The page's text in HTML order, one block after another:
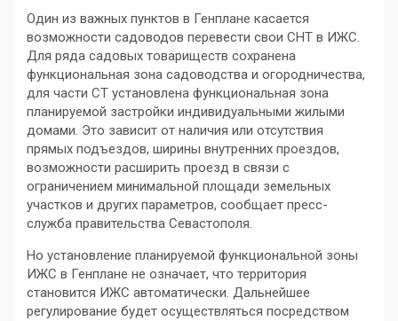
Один из важных пунктов в Генплане касается
возможности садоводов перевести свои СНТ в ИЖС.
Для ряда садовых товариществ сохранена
функциональная зона садоводства и огородничества,
для части СТ установлена функциональная зона
планируемой застройки индивидуальными жилыми
домами. Это зависит от наличия или отсутствия
прямых подъездов, ширины внутренних проездов,
возможности расширить проезд в связи с
ограничением минимальной площади земельных
участков и других параметров, сообщает пресс-
служба правительства Севастополя.
Но установление планируемой функциональной зоны
ИЖС в Генплане не означает, что территория
становится ИЖС автоматически. Дальнейшее
регулирование будет осуществляться посредством